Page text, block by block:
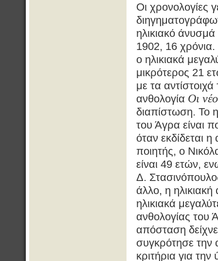
Οι χρονολογίες
ηλικιακό
1902, 16 χρόνια.
ο ηλικιακά
μικρότερος 21
με τα
ανθολογία Οι
διαπίστωση. Το
του Άγρα είναι
όταν εκδίδεται
ποιητής, ο
είναι 49 ετών,
Δ.
άλλο, η
ηλικιακά
ανθολογίας του
απόσταση
συγκρότησε την
κριτήρια για